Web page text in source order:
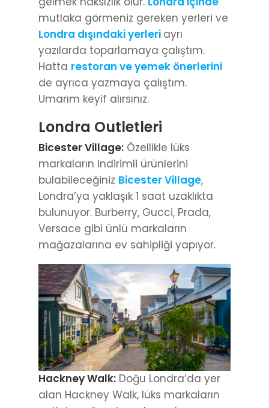
mutlaka görmeniz gereken yerleri ve
Londra dışındaki yerleri ayrı
yazılarda toparlamaya çalıştım.
Hatta restoran ve yemek önerlerini
de ayrıca yazmaya çalıştım.
Umarım keyif alırsınız.
Londra Outletleri
Bicester Village: Özellikle lüks
markaların indirimli ürünlerini
bulabileceğiniz Bicester Village,
Londra’ya yaklaşık 1 saat uzaklıkta
bulunuyor. Burberry, Gucci, Prada,
Versace gibi ünlü markaların
mağazalarına ev sahipliği yapıyor.
Hackney Walk: Doğu Londra’da yer
alan Hackney Walk, lüks markaların